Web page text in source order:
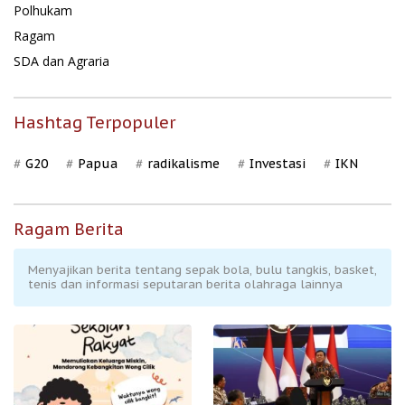
Polhukam
Ragam
SDA dan Agraria
Hashtag Terpopuler
G20 Papua radikalisme Investasi IKN
Ragam Berita
Menyajikan berita tentang sepak bola, bulu tangkis, basket,
tenis dan informasi seputaran berita olahraga lainnya